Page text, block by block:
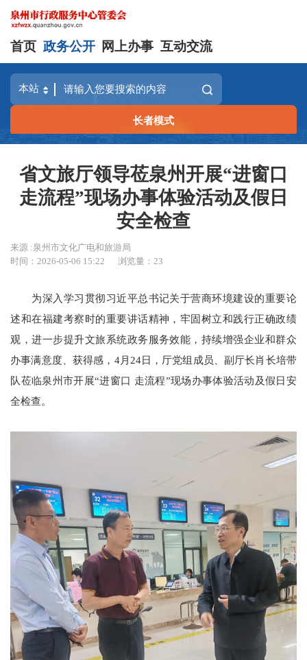
首页 政务公开 网上办事 互动交流
长者模式
省文旅厅领导莅泉州开展“进窗口
走流程”现场办事体验活动及假日
安全检查
来源 :泉州市文化广电和旅游局
时间：2026-05-06 15:22
浏览量： 23
为深入学习贯彻习近平总书记关于营商环境建设的重要论
述和在福建考察时的重要讲话精神，牢固树立和践行正确政绩
观，进一步提升文旅系统政务服务效能，持续增强企业和群众
办事满意度、获得感，4月24日，厅党组成员、副厅长肖长培带
队莅临泉州市开展“进窗口 走流程”现场办事体验活动及假日安
全检查。